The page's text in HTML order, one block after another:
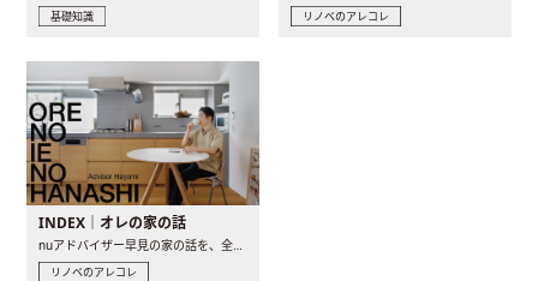
基礎知識 リノベのアレコレ
INDEX｜オレの家の話
nuアドバイザー早見の家の話を、全4話でお届け。リノベーションを..
リノベのアレコレ